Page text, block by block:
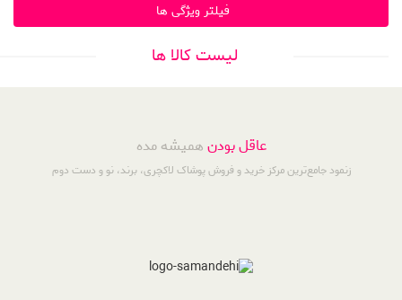
فیلتر ویژگی ها
لیست کالا ها
عاقل بودنهمیشه مده
زنمود جامع‌ترین مرکز خرید و فروش پوشاک لاکچری، برند، نو و دست دوم